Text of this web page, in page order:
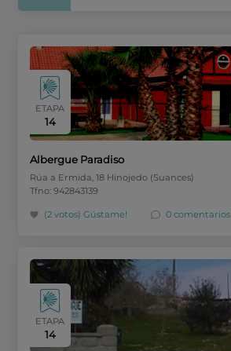
ETAPA
14
Albergue Paradiso
Rúa a Ermida, 18 Hinojedo (Suances)
Tfno: 942843139
(2 votos)Gústame! 0 comentarios
ETAPA
14